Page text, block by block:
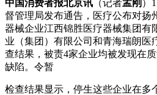
中国消费者报北京讯 （记者孟刚 ）
督管理局发布通告，医疗公布对扬
器械企业江西锦胜医疗器械集团有
业（集团）有限公司和青海瑞朗医
查结果，被责4家企业均被发现在
缺陷。令暂
检查结果显示，停生这些企业在多